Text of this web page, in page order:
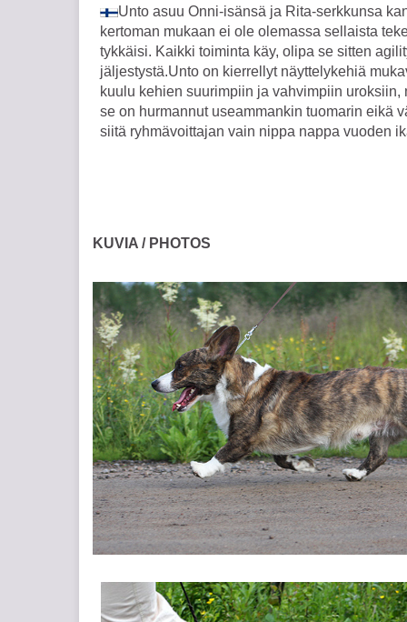
Unto asuu Onni-isänsä ja Rita-serkkunsa
kertoman mukaan ei ole olemassa sellaista
tykkäisi. Kaikki toiminta käy, olipa se sitten
jäljestystä.Unto on kierrellyt näyttelykehiä
kuulu kehien suurimpiin ja vahvimpiin
se on hurmannut useammankin tuomarin eikä
siitä ryhmävoittajan vain nippa nappa vuoden
KUVIA / PHOTOS